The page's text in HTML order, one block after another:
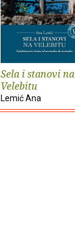
Sela i stanovi na
Velebitu
Lemić Ana